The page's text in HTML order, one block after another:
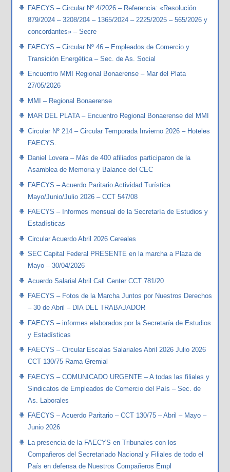
FAECYS – Circular Nº 4/2026 – Referencia: «Resolución
879/2024 – 3208/204 – 1365/2024 – 2225/2025 – 565/2026 y
concordantes» – Secre
FAECYS – Circular Nº 46 – Empleados de Comercio y
Transición Energética – Sec. de As. Social
Encuentro MMI Regional Bonaerense – Mar del Plata
27/05/2026
MMI – Regional Bonaerense
MAR DEL PLATA – Encuentro Regional Bonaerense del MMI
Circular Nº 214 – Circular Temporada Invierno 2026 – Hoteles
FAECYS.
Daniel Lovera – Más de 400 afiliados participaron de la
Asamblea de Memoria y Balance del CEC
FAECYS – Acuerdo Paritario Actividad Turística
Mayo/Junio/Julio 2026 – CCT 547/08
FAECYS – Informes mensual de la Secretaría de Estudios y
Estadísticas
Circular Acuerdo Abril 2026 Cereales
SEC Capital Federal PRESENTE en la marcha a Plaza de
Mayo – 30/04/2026
Acuerdo Salarial Abril Call Center CCT 781/20
FAECYS – Fotos de la Marcha Juntos por Nuestros Derechos
– 30 de Abril – DIA DEL TRABAJADOR
FAECYS – informes elaborados por la Secretaría de Estudios
y Estadísticas
FAECYS – Circular Escalas Salariales Abril 2026 Julio 2026
CCT 130/75 Rama Gremial
FAECYS – COMUNICADO URGENTE – A todas las filiales y
Sindicatos de Empleados de Comercio del País – Sec. de
As. Laborales
FAECYS – Acuerdo Paritario – CCT 130/75 – Abril – Mayo –
Junio 2026
La presencia de la FAECYS en Tribunales con los
Compañeros del Secretariado Nacional y Filiales de todo el
País en defensa de Nuestros Compañeros Empl